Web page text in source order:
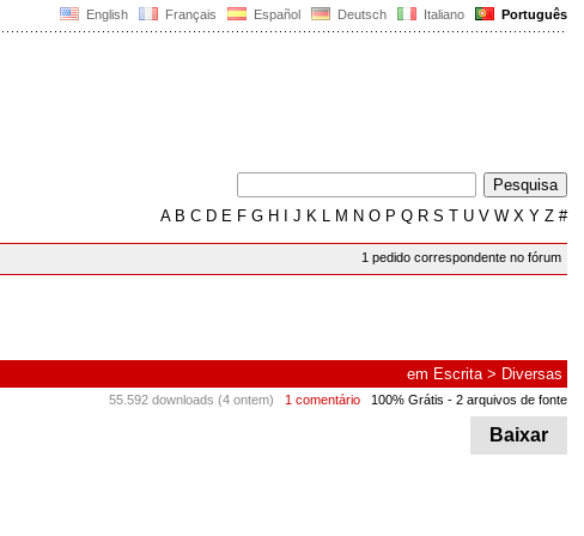
English Français Español Deutsch Italiano Português
AB C D E F G H J K L M N O P Q R S T U V W X Y Z #
1 pedido correspondente no fórum
em Escrita> Diversas
55.592 downloads (4 ontem) 1 comentário 100% Grátis - 2 arquivos de fonte
Baixar